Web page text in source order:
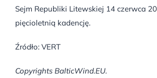
Sejm Republiki Litewskiej 14 czerwca
pięcioletnią kadencję.
Źródło: VERT
Copyrights BalticWind.EU.